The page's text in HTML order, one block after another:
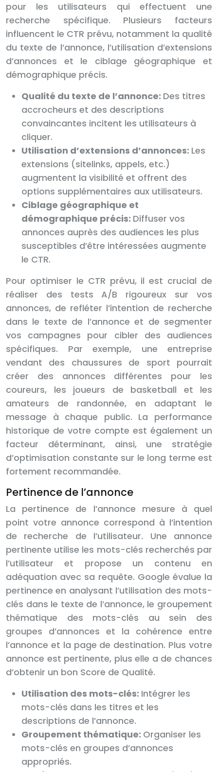
pour les utilisateurs qui effectuent une
recherche spécifique. Plusieurs facteurs
influencent le CTR prévu, notamment la qualité
du texte de l’annonce, l’utilisation d’extensions
d’annonces et le ciblage géographique et
démographique précis.
Qualité du texte de l’annonce: Des titres
accrocheurs et des descriptions
convaincantes incitent les utilisateurs à
cliquer.
Utilisation d’extensions d’annonces: Les
extensions (sitelinks, appels, etc.)
augmentent la visibilité et offrent des
options supplémentaires aux utilisateurs.
Ciblage géographique et
démographique précis: Diffuser vos
annonces auprès des audiences les plus
susceptibles d’être intéressées augmente
le CTR.
Pour optimiser le CTR prévu, il est crucial de
réaliser des tests A/B rigoureux sur vos
annonces, de refléter l’intention de recherche
dans le texte de l’annonce et de segmenter
vos campagnes pour cibler des audiences
spécifiques. Par exemple, une entreprise
vendant des chaussures de sport pourrait
créer des annonces différentes pour les
coureurs, les joueurs de basketball et les
amateurs de randonnée, en adaptant le
message à chaque public. La performance
historique de votre compte est également un
facteur déterminant, ainsi, une stratégie
d’optimisation constante sur le long terme est
fortement recommandée.
Pertinence de l’annonce
La pertinence de l’annonce mesure à quel
point votre annonce correspond à l’intention
de recherche de l’utilisateur. Une annonce
pertinente utilise les mots-clés recherchés par
l’utilisateur et propose un contenu en
adéquation avec sa requête. Google évalue la
pertinence en analysant l’utilisation des mots-
clés dans le texte de l’annonce, le groupement
thématique des mots-clés au sein des
groupes d’annonces et la cohérence entre
l’annonce et la page de destination. Plus votre
annonce est pertinente, plus elle a de chances
d’obtenir un bon Score de Qualité.
Utilisation des mots-clés: Intégrer les
mots-clés dans les titres et les
descriptions de l’annonce.
Groupement thématique: Organiser les
mots-clés en groupes d’annonces
appropriés.